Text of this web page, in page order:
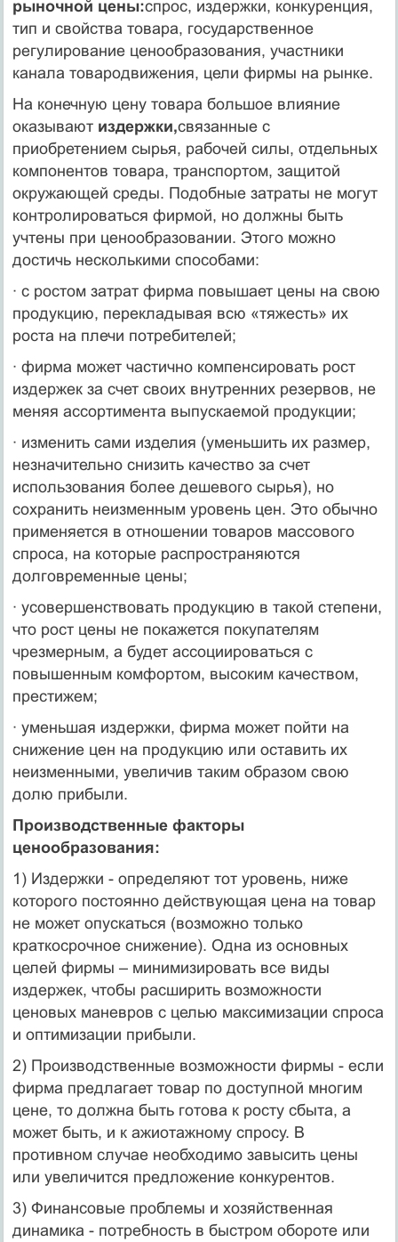
рыночной цены:спрос, издержки, конкуренция,
тип и свойства товара, государственное
регулирование ценообразования, участники
канала товародвижения, цели фирмы на рынке.
На конечную цену товара большое влияние
оказывают издержки,свя­занные с
приобретением сырья, рабочей силы, отдельных
компонентов това­ра, транспортом, защитой
окружающей среды. Подобные затраты не могут
контролироваться фирмой, но должны быть
учтены при ценообразовании. Этого можно
достичь несколькими способами:
· с ростом затрат фирма повышает цены на свою
продукцию, перекладывая всю «тяжесть» их
роста на плечи потребителей;
· фирма может частично компенсировать рост
издержек за счет своих внут­ренних резервов, не
меняя ассортимента выпускаемой продукции;
· изменить сами изделия (уменьшить их размер,
незначительно снизить качество за счет
использования более дешевого сырья), но
сохранить неиз­менным уровень цен. Это обычно
применяется в отношении товаров массо­вого
спроса, на которые распространяются
долговременные цены;
· усовершенствовать продукцию в такой степени,
что рост цены не пока­жется покупателям
чрезмерным, а будет ассоциироваться с
повышенным комфортом, высоким качеством,
престижем;
· уменьшая издержки, фирма может пойти на
снижение цен на продукцию или оставить их
неизменными, увеличив таким образом свою
долю прибыли.
Производственные факторы
ценообразования:
1) Издержки - определяют тот уровень, ниже
которого постоянно действующая цена на товар
не может опускаться (возможно только
краткосрочное снижение). Одна из основных
целей фирмы – минимизировать все виды
издержек, чтобы расширить возможности
ценовых маневров с целью максимизации спроса
и оптимизации прибыли.
2) Производственные возможности фирмы - если
фирма предлагает товар по доступной многим
цене, то должна быть готова к росту сбыта, а
может быть, и к ажиотажному спросу. В
противном случае необходимо завысить цены
или увеличится предложение конкурентов.
3) Финансовые проблемы и хозяйственная
динамика - потребность в быстром обороте или